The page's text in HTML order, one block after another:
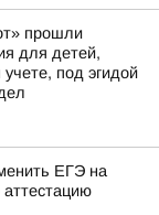
прошли
для детей,
под эгидой
ЕГЭ на
аттестацию